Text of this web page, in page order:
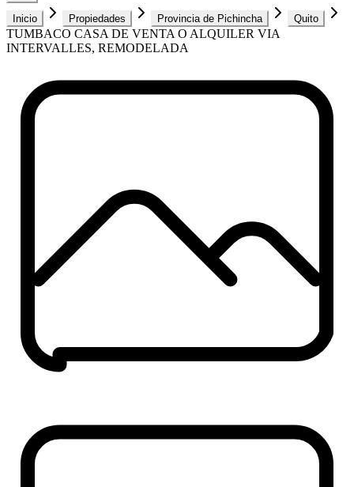
Inicio Propiedades Provincia de Pichincha Quito
TUMBACO CASA DE VENTA O ALQUILER VIA
INTERVALLES, REMODELADA